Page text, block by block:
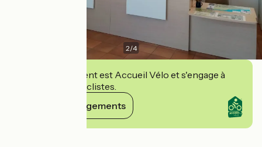
2/4
Cet établissement est Accueil Vélo et s'engage à
accueillir des cyclistes.
Voir ses engagements